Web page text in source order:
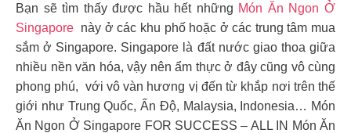
Bạn sẽ tìm thấy được hầu hết những Món Ăn Ngon Ở
Singapore này ở các khu phố hoặc ở các trung tâm mua
sắm ở Singapore. Singapore là đất nước giao thoa giữa
nhiều nền văn hóa, vậy nên ẩm thực ở đây cũng vô cùng
phong phú, với vô vàn hương vị đến từ khắp nơi trên thế
giới như Trung Quốc, Ấn Độ, Malaysia, Indonesia… Món
Ăn Ngon Ở Singapore FOR SUCCESS – ALL IN Món Ăn